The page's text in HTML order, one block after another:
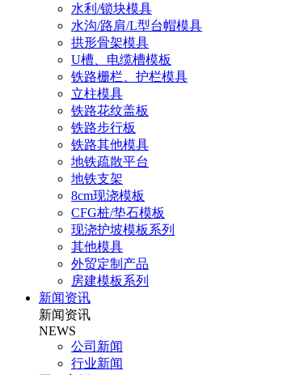
水利/锁块模具
水沟/路肩/L型台帽模具
拱形骨架模具
U槽、电缆槽模板
铁路栅栏、护栏模具
立柱模具
铁路花纹盖板
铁路步行板
铁路其他模具
地铁疏散平台
地铁支架
8cm现浇模板
CFG桩/垫石模板
现浇护坡模板系列
其他模具
外贸定制产品
房建模板系列
新闻资讯
新闻资讯
NEWS
公司新闻
行业新闻